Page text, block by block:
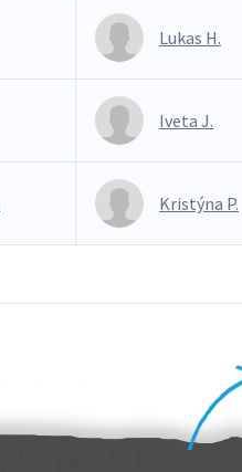
Lukas H.
Iveta J.
Kristýna P.